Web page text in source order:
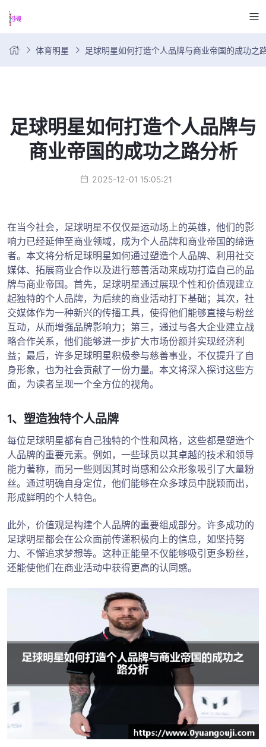
体育明星 足球明星如何打造个人品牌与商业帝国的成功之
足球明星如何打造个人品牌与
商业帝国的成功之路分析
2025-12-01 15:05:21
在当今社会，足球明星不仅仅是运动场上的英雄，他们的影
响力已经延伸至商业领域，成为个人品牌和商业帝国的缔造
者。本文将分析足球明星如何通过塑造个人品牌、利用社交
媒体、拓展商业合作以及进行慈善活动来成功打造自己的品
牌与商业帝国。首先，足球明星通过展现个性和价值观建立
起独特的个人品牌，为后续的商业活动打下基础；其次，社
交媒体作为一种新兴的传播工具，使得他们能够直接与粉丝
互动，从而增强品牌影响力；第三，通过与各大企业建立战
略合作关系，他们能够进一步扩大市场份额并实现经济利
益；最后，许多足球明星积极参与慈善事业，不仅提升了自
身形象，也为社会贡献了一份力量。本文将深入探讨这些方
面，为读者呈现一个全方位的视角。
1、塑造独特个人品牌
每位足球明星都有自己独特的个性和风格，这些都是塑造个
人品牌的重要元素。例如，一些球员以其卓越的技术和领导
能力著称，而另一些则因其时尚感和公众形象吸引了大量粉
丝。通过明确自身定位，他们能够在众多球员中脱颖而出，
形成鲜明的个人特色。
此外，价值观是构建个人品牌的重要组成部分。许多成功的
足球明星都会在公众面前传递积极向上的信息，如坚持努
力、不懈追求梦想等。这种正能量不仅能够吸引更多粉丝，
还能使他们在商业活动中获得更高的认同感。